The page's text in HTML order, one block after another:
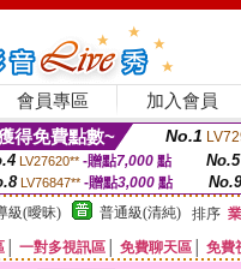
會員專區 加入會員
得免費點數~ No.1
LV27620** -贈點7,000點 No.5
LV76847** -贈點3,000 點 No.9
級(曖昧) 普通級(清純) 排序
一對多視訊區 免費聊天區 免費